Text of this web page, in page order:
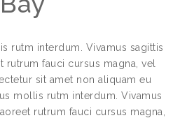
rutm interdum. Vivamus sagittis
rutrum fauci cursus magna, vel
sit amet non aliquam eu
mollis rutm interdum. Vivamus
rutrum fauci cursus magna,